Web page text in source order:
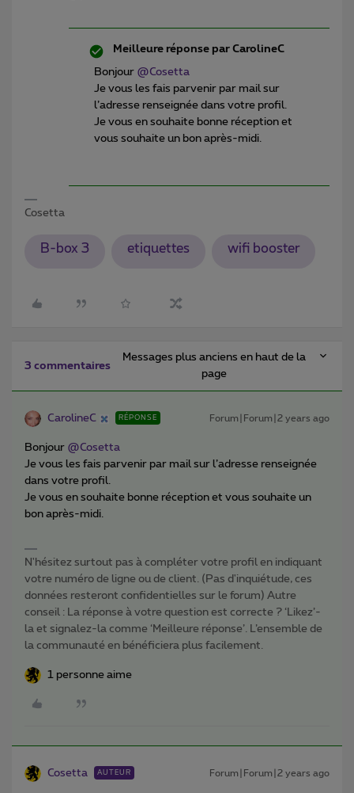
Meilleure réponse par CarolineC
Bonjour @Cosetta
Je vous les fais parvenir par mail sur
l’adresse renseignée dans votre profil.
Je vous en souhaite bonne réception et
vous souhaite un bon après-midi.
Cosetta
B-box 3 etiquettes wifi booster
3 commentaires
Messages plus anciens en haut de la
page
CarolineC RÉPONSE Forum|Forum|2 years ago
Bonjour @Cosetta
Je vous les fais parvenir par mail sur l’adresse renseignée
dans votre profil.
Je vous en souhaite bonne réception et vous souhaite un
bon après-midi.
N'hésitez surtout pas à compléter votre profil en indiquant
votre numéro de ligne ou de client. (Pas d'inquiétude, ces
données resteront confidentielles sur le forum) Autre
conseil : La réponse à votre question est correcte ? ‘Likez’-
la et signalez-la comme ‘Meilleure réponse’. L’ensemble de
la communauté en bénéficiera plus facilement.
1 personne aime
Cosetta AUTEUR Forum|Forum|2 years ago